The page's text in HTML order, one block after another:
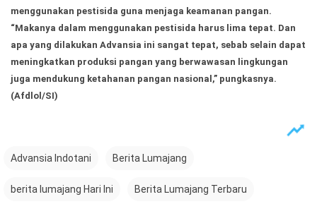
menggunakan pestisida guna menjaga keamanan pangan.
“Makanya dalam menggunakan pestisida harus lima tepat. Dan
apa yang dilakukan Advansia ini sangat tepat, sebab selain dapat
meningkatkan produksi pangan yang berwawasan lingkungan
juga mendukung ketahanan pangan nasional,” pungkasnya.
(Afdlol/SI)
Advansia Indotani Berita Lumajang
berita lumajang Hari Ini Berita Lumajang Terbaru